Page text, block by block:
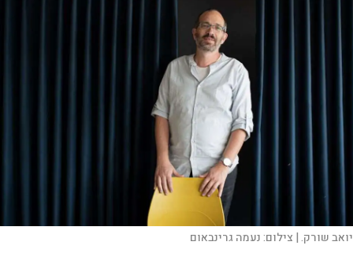
יואב שורק. | צילום:נעמה גרינבאום